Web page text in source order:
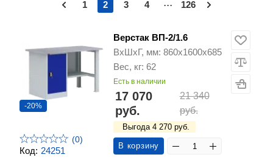
1 2 3 4 126
Код: 24251
-20%
(0)
Верстак ВП-2/1.6
ВхШхГ, мм: 860х1600х685
Вес, кг: 62
Есть в наличии
17 070
руб.
21 340
руб.
Выгода 4 270 руб.
В корзину